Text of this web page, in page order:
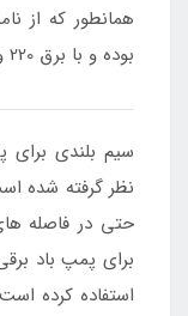
همانطور که
بوده و با برق 220 ولت شهری کار می کند.
نظر گرفته شده
حتی در فاصله
استفاده کرده